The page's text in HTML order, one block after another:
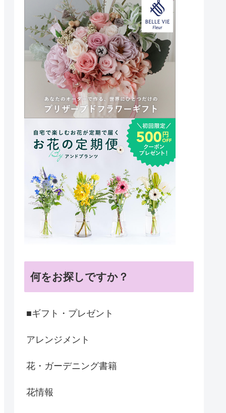
何をお探しですか？
■ギフト・プレゼント
アレンジメント
花・ガーデニング書籍
花情報